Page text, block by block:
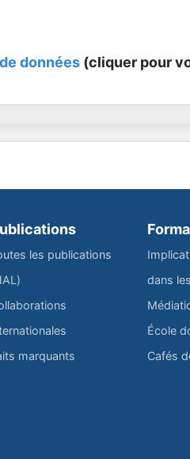
données (cliquer pour
les publications
marquants
dans
École
Cafés